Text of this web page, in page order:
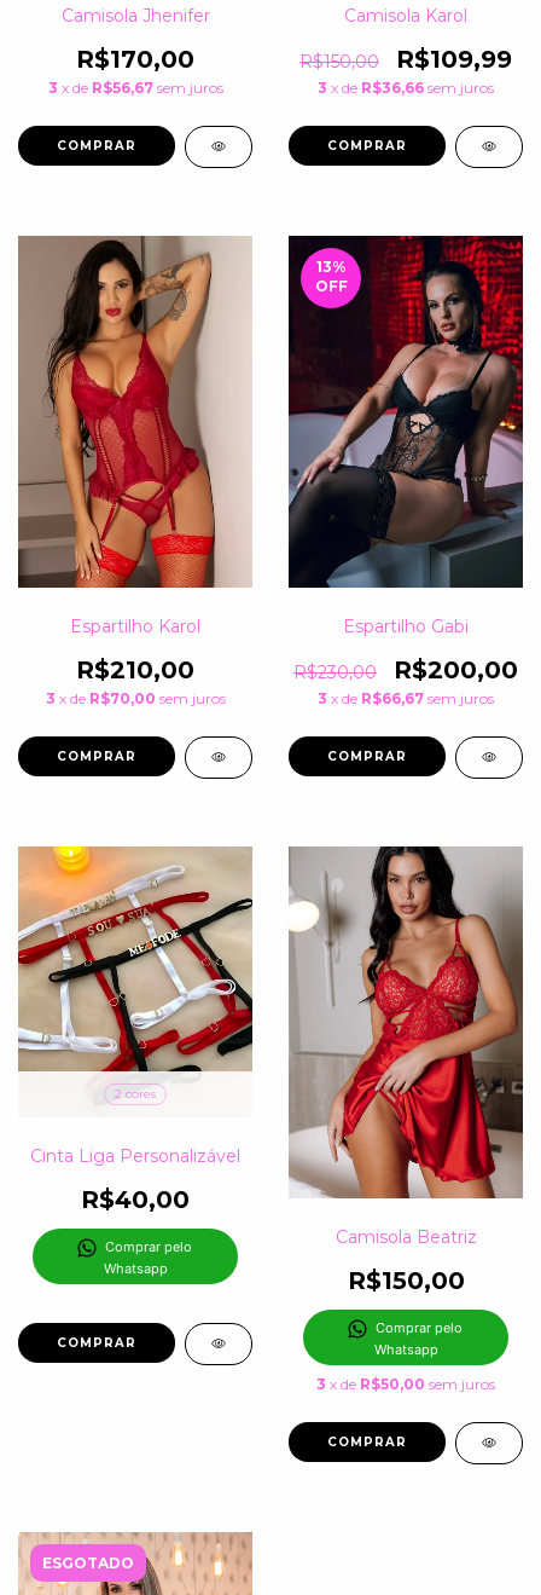
Camisola Jhenifer
R$170,00
3 x de R$56,67 sem juros
COMPRAR
Camisola Karol
R$150,00 R$109,99
3 x de R$36,66 sem juros
COMPRAR
Espartilho Karol
R$210,00
3 x de R$70,00 sem juros
COMPRAR
13%
OFF
Espartilho Gabi
R$230,00 R$200,00
3 x de R$66,67 sem juros
COMPRAR
2 cores
Cinta Liga Personalizável
R$40,00
Comprar pelo
Whatsapp
COMPRAR
Camisola Beatriz
R$150,00
Comprar pelo
Whatsapp
3 x de R$50,00 sem juros
COMPRAR
ESGOTADO